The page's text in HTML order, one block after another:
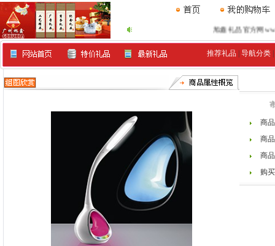
旭鑫礼品官方网
推荐礼品 |导航分类
商
商
商
购